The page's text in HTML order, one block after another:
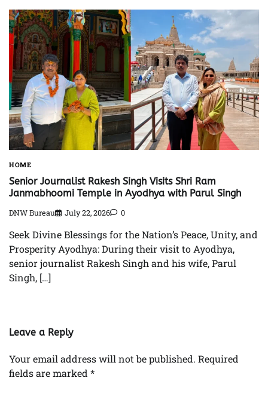
HOME
Senior Journalist Rakesh Singh Visits Shri Ram
Janmabhoomi Temple in Ayodhya with Parul Singh
DNW Bureau July 22, 2026 0
Seek Divine Blessings for the Nation’s Peace, Unity, and
Prosperity Ayodhya: During their visit to Ayodhya,
senior journalist Rakesh Singh and his wife, Parul
Singh, […]
Leave a Reply
Your email address will not be published. Required
fields are marked *